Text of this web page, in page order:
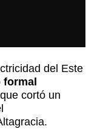
del Este
formal
que cortó un